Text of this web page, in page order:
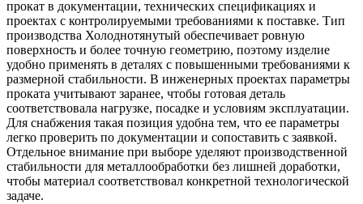
прокат в документации, технических спецификациях и
проектах с контролируемыми требованиями к поставке. Тип
производства Холоднотянутый обеспечивает ровную
поверхность и более точную геометрию, поэтому изделие
удобно применять в деталях с повышенными требованиями к
размерной стабильности. В инженерных проектах параметры
проката учитывают заранее, чтобы готовая деталь
соответствовала нагрузке, посадке и условиям эксплуатации.
Для снабжения такая позиция удобна тем, что ее параметры
легко проверить по документации и сопоставить с заявкой.
Отдельное внимание при выборе уделяют производственной
стабильности для металлообработки без лишней доработки,
чтобы материал соответствовал конкретной технологической
задаче.